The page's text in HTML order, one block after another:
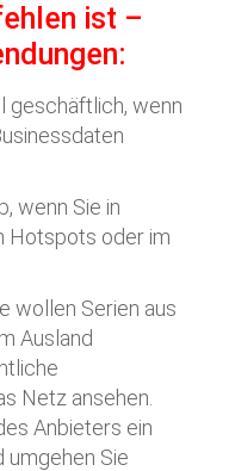
ist –
geschäftlich, wenn
wenn Sie in
Hotspots oder im
wollen Serien aus
Ausland
Netz ansehen.
Anbieters ein
umgehen Sie